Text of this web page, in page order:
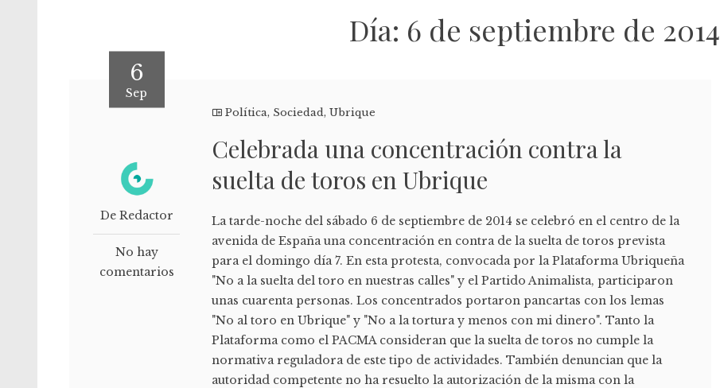
Día: 6 de septiembre de 2014
6
Sep
De Redactor
No hay
comentarios
Política, Sociedad,Ubrique
Celebrada una concentración contra la
suelta de toros en Ubrique
La tarde-noche del sábado 6 de septiembre de 2014 se celebró en el centro de la
avenida de España una concentración en contra de la suelta de toros prevista
para el domingo día 7. En esta protesta, convocada por la Plataforma Ubriqueña
"No a la suelta del toro en nuestras calles" y el Partido Animalista, participaron
unas cuarenta personas. Los concentrados portaron pancartas con los lemas
"No al toro en Ubrique" y "No a la tortura y menos con mi dinero". Tanto la
Plataforma como el PACMA consideran que la suelta de toros no cumple la
normativa reguladora de este tipo de actividades. También denuncian que la
autoridad competente no ha resuelto la autorización de la misma con la